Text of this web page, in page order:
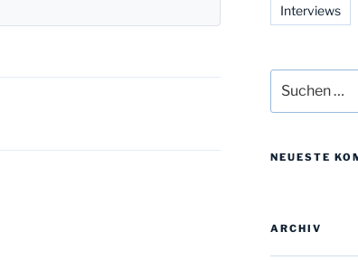
Interviews
nach:
NEUESTE
ARCHIV